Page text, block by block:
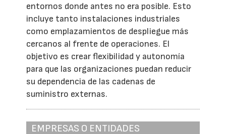
entornos donde antes no era posible. Esto
incluye tanto instalaciones industriales
como emplazamientos de despliegue más
cercanos al frente de operaciones. El
objetivo es crear flexibilidad y autonomía
para que las organizaciones puedan reducir
su dependencia de las cadenas de
suministro externas.
EMPRESAS O ENTIDADES